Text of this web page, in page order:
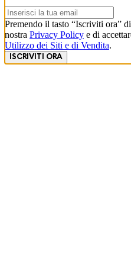
Premendo il tasto “Iscriviti ora”
nostra Privacy Policy e di
Utilizzo dei Siti e di Vendita.
ISCRIVITI ORA